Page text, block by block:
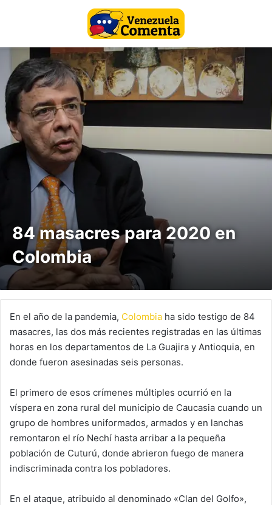
84 masacres para 2020 en
Colombia
En el año de la pandemia, Colombia ha sido testigo de 84
masacres, las dos más recientes registradas en las últimas
horas en los departamentos de La Guajira y Antioquia, en
donde fueron asesinadas seis personas.
El primero de esos crímenes múltiples ocurrió en la
víspera en zona rural del municipio de Caucasia cuando un
grupo de hombres uniformados, armados y en lanchas
remontaron el río Nechí hasta arribar a la pequeña
población de Cuturú, donde abrieron fuego de manera
indiscriminada contra los pobladores.
En el ataque, atribuido al denominado «Clan del Golfo»,